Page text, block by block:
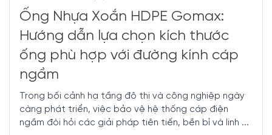
Ống Nhựa Xoắn HDPE Gomax:
Hướng dẫn lựa chọn kích thước
ống phù hợp với đường kính cáp
ngầm
Trong bối cảnh hạ tầng đô thị và công nghiệp ngày
càng phát triển, việc bảo vệ hệ thống cáp điện
ngầm đòi hỏi các giải pháp tiên tiến, bền bỉ và linh ...